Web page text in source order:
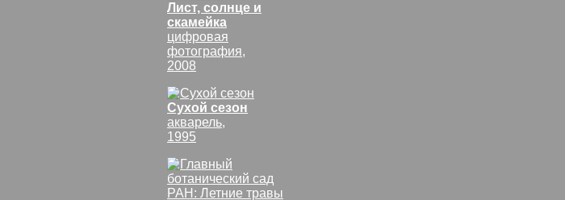
Лист, солнце и
скамейка
цифровая
фотография,
2008
Сухой сезон
акварель,
1995